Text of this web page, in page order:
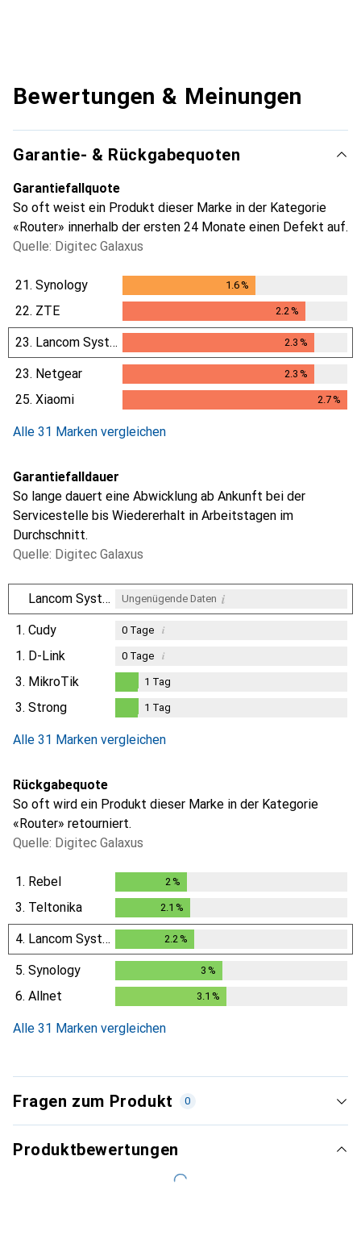
Bewertungen & Meinungen
Garantie- & Rückgabequoten
Garantiefallquote
So oft weist ein Produkt dieser Marke in der Kategorie
«Router» innerhalb der ersten 24 Monate einen Defekt auf.
Quelle: Digitec Galaxus
21. Synology 1.6%
22. ZTE 2.2 %
23. Lancom Systems 2.3 %
2.3%
23. Netgear 2.3 %
2.3%
25. Xiaomi 2.7%
Alle 31 Marken vergleichen
Garantiefalldauer
So lange dauert eine Abwicklung ab Ankunft bei der
Servicestelle bis Wiedererhalt in Arbeitstagen im
Durchschnitt.
Quelle: Digitec Galaxus
Lancom Systems Ungenügende Daten i
1. Cudy 0Tage i
1. D-Link 0Tage i
3. MikroTik
Tag
1 Tag
3. Strong 1 Tag
Alle 31 Marken vergleichen
Rückgabequote
So oft wird ein Produkt dieser Marke in der Kategorie
«Router» retourniert.
Quelle: Digitec Galaxus
1. Rebel 2 %
3. Teltonika 2.1 %
4. Lancom Systems 2.2 %
5. Synology 3 %
6. Allnet 3.1 %
Alle 31 Marken vergleichen
Fragen zum Produkt 0
Produktbewertungen